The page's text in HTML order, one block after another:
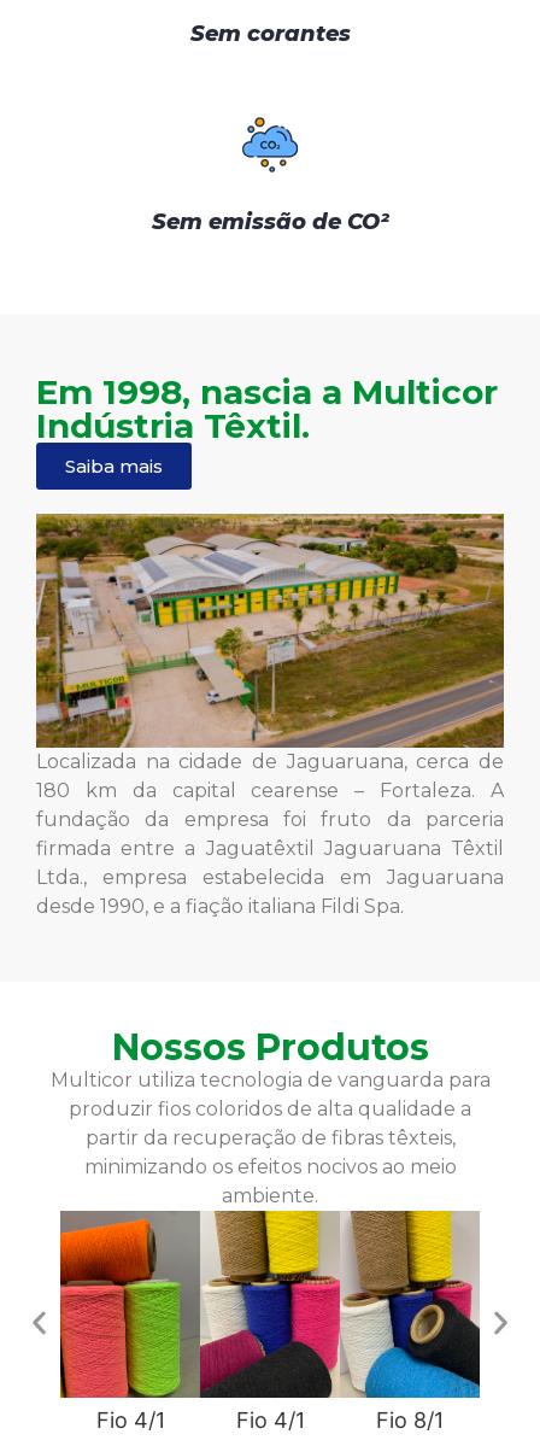
Sem corantes
Sem emissão de CO²
Em 1998, nascia a Multicor
Indústria Têxtil.
Saiba mais
Localizada na cidade de Jaguaruana, cerca de
180 km da capital cearense – Fortaleza. A
fundação da empresa foi fruto da parceria
firmada entre a Jaguatêxtil Jaguaruana Têxtil
Ltda., empresa estabelecida em Jaguaruana
desde 1990, e a fiação italiana Fildi Spa.
Nossos Produtos
Multicor utiliza tecnologia de vanguarda para
produzir fios coloridos de alta qualidade a
partir da recuperação de fibras têxteis,
minimizando os efeitos nocivos ao meio
ambiente.
Fio 4/1 Fio 4/1 Fio 8/1